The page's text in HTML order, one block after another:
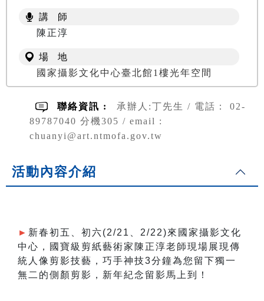
講 師
陳正淳
場 地
國家攝影文化中心臺北館1樓光年空間
聯絡資訊 :
承辦人:丁先生 / 電話： 02-
89787040 分機305 / email :
chuanyi@art.ntmofa.gov.tw
活動內容介紹
► 新春初五、初六(2/21、2/22)來國家攝影文化
中心，國寶級剪紙藝術家陳正淳老師現場展現傳
統人像剪影技藝，巧手神技3分鐘為您留下獨一
無二的側顏剪影，新年紀念留影馬上到！